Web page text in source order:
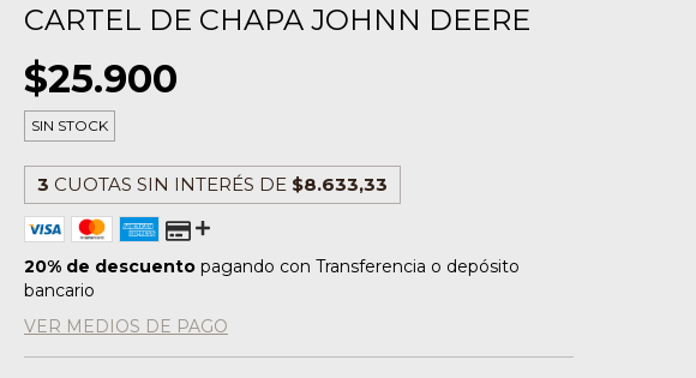
CARTEL DE CHAPA JOHNN DEERE
$25.900
SIN STOCK
3 CUOTAS SIN INTERÉS DE $8.633,33
20% de descuento pagando con Transferencia o depósito
bancario
VER MEDIOS DE PAGO